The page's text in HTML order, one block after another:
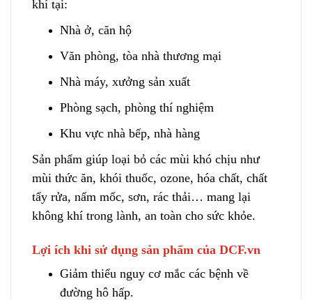
khí tại:
Nhà ở, căn hộ
Văn phòng, tòa nhà thương mại
Nhà máy, xưởng sản xuất
Phòng sạch, phòng thí nghiệm
Khu vực nhà bếp, nhà hàng
Sản phẩm giúp loại bỏ các mùi khó chịu như
mùi thức ăn, khói thuốc, ozone, hóa chất, chất
tẩy rửa, nấm mốc, sơn, rác thải… mang lại
không khí trong lành, an toàn cho sức khỏe.
Lợi ích khi sử dụng sản phẩm của DCF.vn
Giảm thiểu nguy cơ mắc các bệnh về
đường hô hấp.